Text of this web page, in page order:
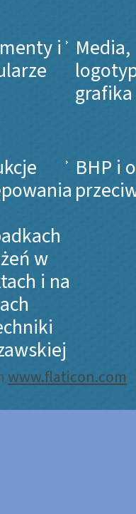
i Media,
grafika
w
i na
BHP i
www.flaticon.com